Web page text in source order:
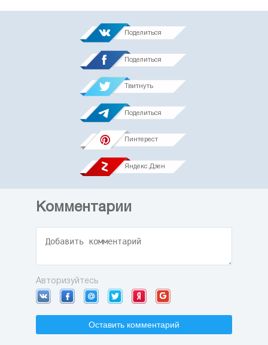
Поделиться
Поделиться
Твитнуть
Поделиться
Пинтерест
Яндекс.Дзен
Комментарии
Авторизуйтесь
Оставить комментарий